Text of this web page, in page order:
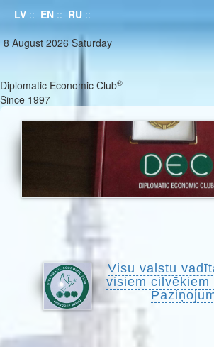
LV :: EN :: RU ::
8 August 2026 Saturday
Diplomatic Economic Club®
Since 1997
Visu valstu
visiem cilvēkiem